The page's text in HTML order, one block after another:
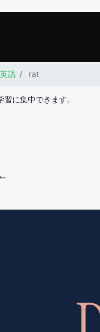
語 rat
に集中できます。